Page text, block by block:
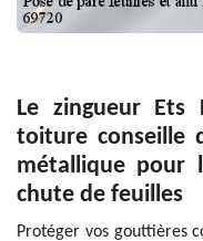
Le zingueur Ets
toiture conseille
métallique pour
chute de feuilles
Protéger vos gouttières